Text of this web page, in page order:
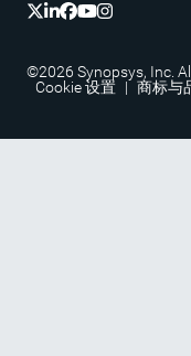
©2026 Synopsys, Inc.
Cookie 设置 | 商标与